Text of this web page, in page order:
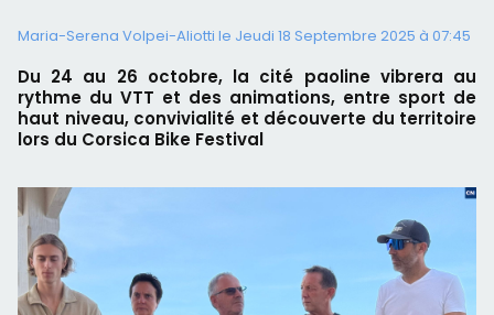
Maria-Serena Volpei-Aliotti le Jeudi 18 Septembre 2025 à 07:45
Du 24 au 26 octobre, la cité paoline vibrera au
rythme du VTT et des animations, entre sport de
haut niveau, convivialité et découverte du territoire
lors du Corsica Bike Festival